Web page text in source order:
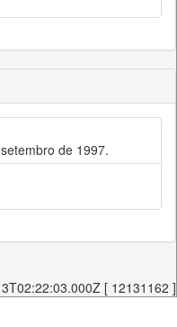
de 1997.
[ 12131162 ]